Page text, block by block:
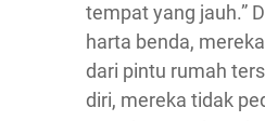
tempat yang jauh.”
harta benda,
dari pintu rumah
diri, mereka tidak